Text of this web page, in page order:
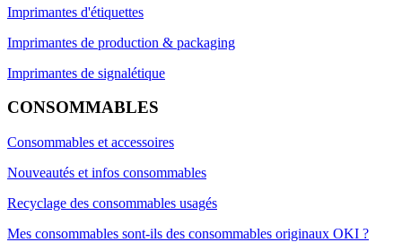
Imprimantes d'étiquettes
Imprimantes de production & packaging
Imprimantes de signalétique
CONSOMMABLES
Consommables et accessoires
Nouveautés et infos consommables
Recyclage des consommables usagés
Mes consommables sont-ils des consommables originaux OKI ?